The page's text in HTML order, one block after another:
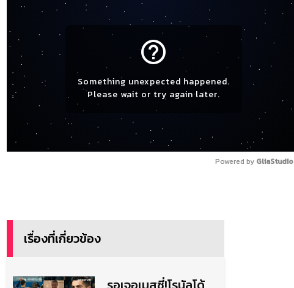
help_outline
Something unexpected happened.
Please wait or try again later.
Powered by
เรื่องที่เกี่ยวข้อง